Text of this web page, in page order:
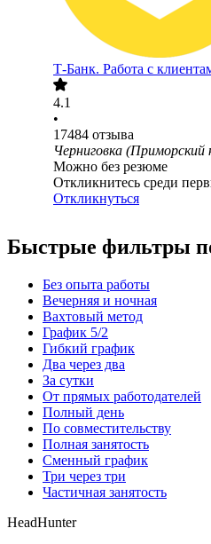
Т-Банк. Работа с
4.1
•
17484 отзыва
Черниговка (Приморский
Можно без резюме
Откликнитесь среди
Откликнуться
Быстрые фильтры
Без опыта работы
Вечерняя и ночная
Вахтовый метод
График 5/2
Гибкий график
Два через два
За сутки
От прямых работодателей
Полный день
По совместительству
Полная занятость
Сменный график
Три через три
Частичная занятость
HeadHunter